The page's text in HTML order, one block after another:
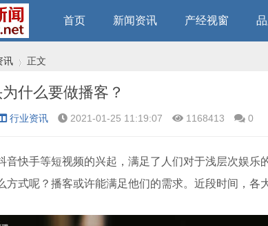
首页 新闻资讯 产经视窗
讯
›
正文
什么要做播客？
行业资讯 2021-01-25 11:19:07 1168413 0
音快手等短视频的兴起，满足了人们对于浅层次娱
方式呢？播客或许能满足他们的需求。近段时间，各